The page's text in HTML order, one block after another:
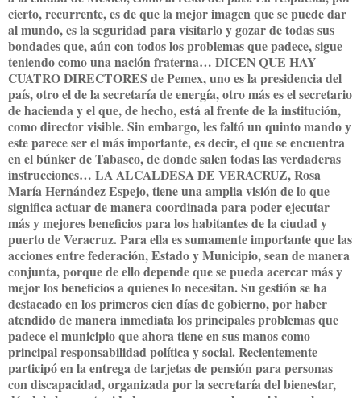
cierto, recurrente, es de que la mejor imagen que se puede dar
al mundo, es la seguridad para visitarlo y gozar de todas sus
bondades que, aún con todos los problemas que padece, sigue
teniendo como una nación fraterna… DICEN QUE HAY
CUATRO DIRECTORES de Pemex, uno es la presidencia del
país, otro el de la secretaría de energía, otro más es el secretario
de hacienda y el que, de hecho, está al frente de la institución,
como director visible. Sin embargo, les faltó un quinto mando y
este parece ser el más importante, es decir, el que se encuentra
en el búnker de Tabasco, de donde salen todas las verdaderas
instrucciones… LA ALCALDESA DE VERACRUZ, Rosa
María Hernández Espejo, tiene una amplia visión de lo que
significa actuar de manera coordinada para poder ejecutar
más y mejores beneficios para los habitantes de la ciudad y
puerto de Veracruz. Para ella es sumamente importante que las
acciones entre federación, Estado y Municipio, sean de manera
conjunta, porque de ello depende que se pueda acercar más y
mejor los beneficios a quienes lo necesitan. Su gestión se ha
destacado en los primeros cien días de gobierno, por haber
atendido de manera inmediata los principales problemas que
padece el municipio que ahora tiene en sus manos como
principal responsabilidad política y social. Recientemente
participó en la entrega de tarjetas de pensión para personas
con discapacidad, organizada por la secretaría del bienestar,